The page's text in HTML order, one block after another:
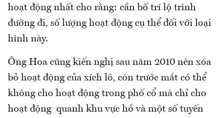
hoạt động nhất cho rằng: cần bố trí lộ trình
đường đi, số lượng hoạt động cụ thể đối với loại
hình này.
Ông Hoa cũng kiến nghị sau năm 2010 nên xóa
bỏ hoạt động của xích lô, còn trước mắt có thể
không cho hoạt động trong phố cổ mà chỉ cho
hoạt động quanh khu vực hồ và một số tuyến